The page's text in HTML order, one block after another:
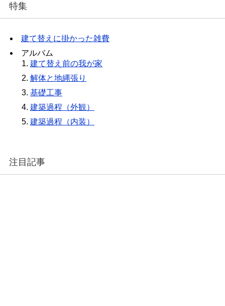
特集
建て替えに掛かった雑費
アルバム
建て替え前の我が家
解体と地縄張り
基礎工事
建築過程（外観）
建築過程（内装）
注目記事